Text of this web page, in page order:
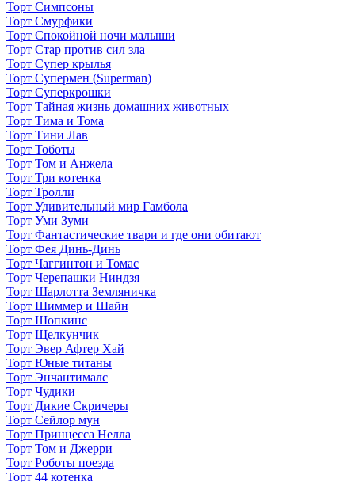
Торт Симпсоны
Торт Смурфики
Торт Спокойной ночи малыши
Торт Стар против сил зла
Торт Супер крылья
Торт Супермен (Superman)
Торт Суперкрошки
Торт Тайная жизнь домашних животных
Торт Тима и Тома
Торт Тини Лав
Торт Тоботы
Торт Том и Анжела
Торт Три котенка
Торт Тролли
Торт Удивительный мир Гамбола
Торт Уми Зуми
Торт Фантастические твари и где они обитают
Торт Фея Динь-Динь
Торт Чаггинтон и Томас
Торт Черепашки Ниндзя
Торт Шарлотта Земляничка
Торт Шиммер и Шайн
Торт Шопкинс
Торт Щелкунчик
Торт Эвер Афтер Хай
Торт Юные титаны
Торт Энчантималс
Торт Чудики
Торт Дикие Скричеры
Торт Сейлор мун
Торт Принцесса Нелла
Торт Том и Джерри
Торт Роботы поезда
Торт 44 котенка